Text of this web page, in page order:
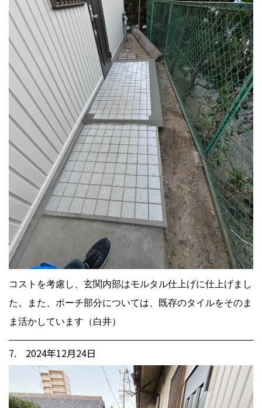
コストを考慮し、玄関内部はモルタル仕上げに仕上げまし
た。また、ポーチ部分については、既存のタイルをそのま
ま活かしています（白井）
7. 2024年12月24日